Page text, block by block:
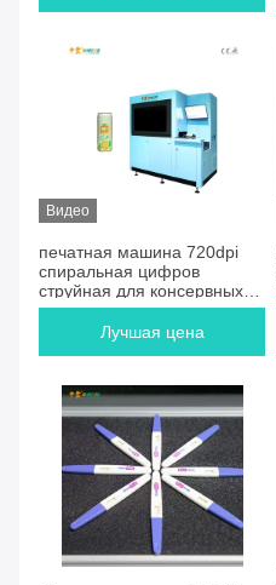
Видео
печатная машина 720dpi
спиральная цифров
струйная для консервных
банок
Лучшая цена